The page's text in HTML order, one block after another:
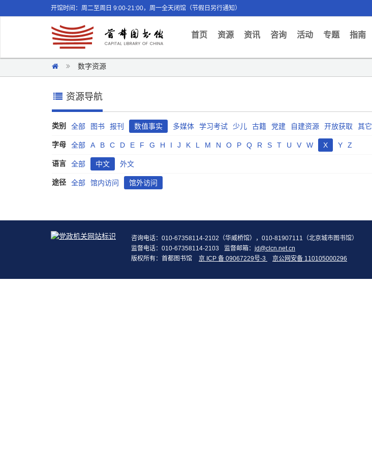
开馆时间：周二至周日 9:00-21:00，周一全天闭馆（节假日另行通知）
首页(current)
资源 资讯 咨询 活动 专题 指南
数字资源
资源导航
类别 全部 图书 报刊 数值事实 多媒体 学习考试 少儿 古籍 党建 自建资源 开放获取 其它
字母 全部 A B C D E F G H I J K L M N O P Q R S T U V W X Y Z
语言 全部 中文 外文
途径 全部 馆内访问 馆外访问
咨询电话：010-67358114-2102（华威桥馆），010-81907111（北京城市图书馆）
监督电话：010-67358114-2103
监督邮箱： jd@clcn.net.cn
版权所有：首都图书馆
京 ICP 备 09067229号-3 京公网安备 110105000296